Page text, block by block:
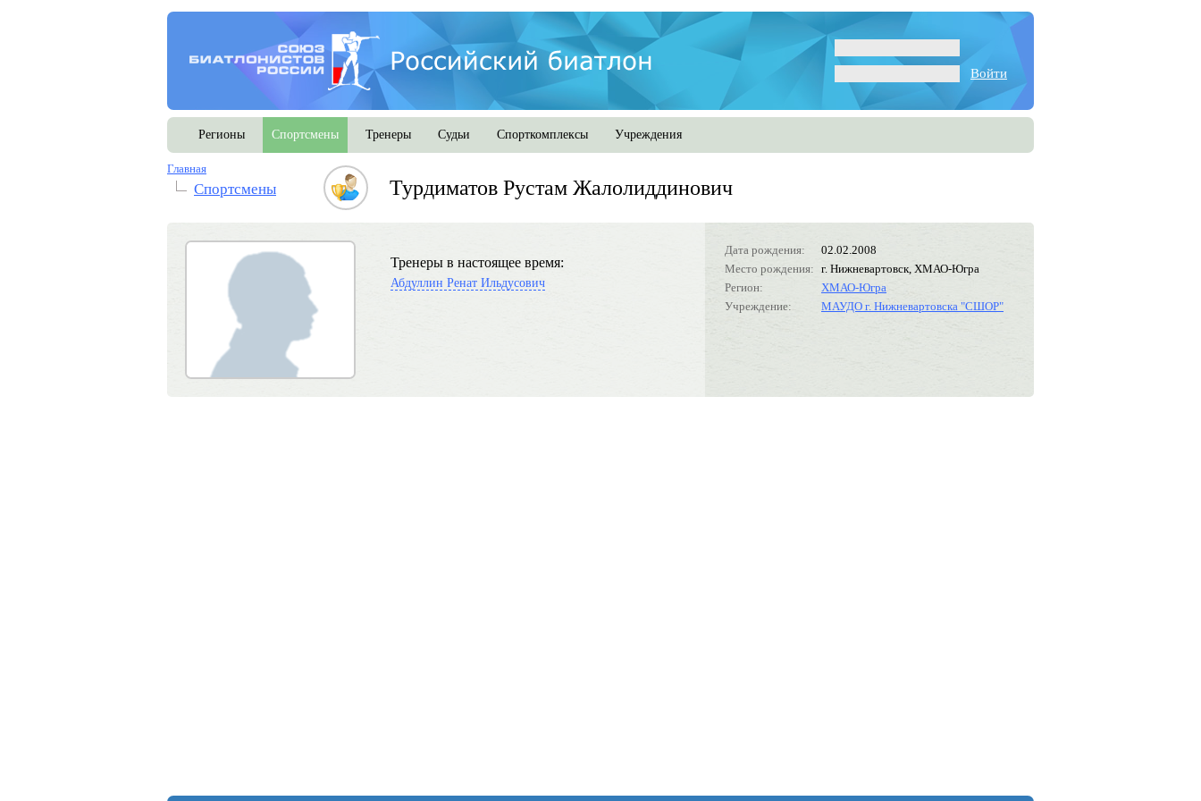
Войти
Регионы Спортсмены Тренеры Судьи Спорткомплексы Учреждения
Главная
Спортсмены Турдиматов Рустам Жалолиддинович
Дата рождения:
02.02.2008
Место рождения: г. Нижневартовск, ХМАО-Югра
Регион:
ХМАО-Югра
Учреждение:
МАУДО г. Нижневартовска "СШОР"
Тренеры в настоящее время:
Абдуллин Ренат Ильдусович